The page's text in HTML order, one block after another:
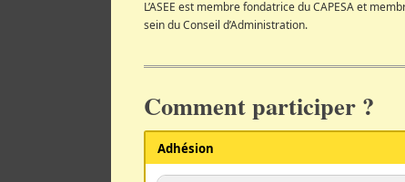
L’ASEE est membre fondatrice du CAPESA et
sein du Conseil d’Administration.
Comment participer ?
Adhésion